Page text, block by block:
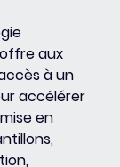
offre aux
à un
accélérer
en